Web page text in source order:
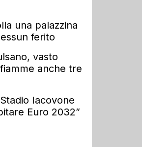
una palazzina
ferito
vasto
anche tre
Iacovone
Euro 2032”